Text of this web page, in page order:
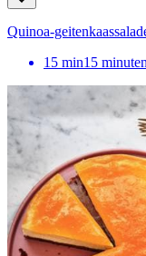
Quinoa-
15 min15